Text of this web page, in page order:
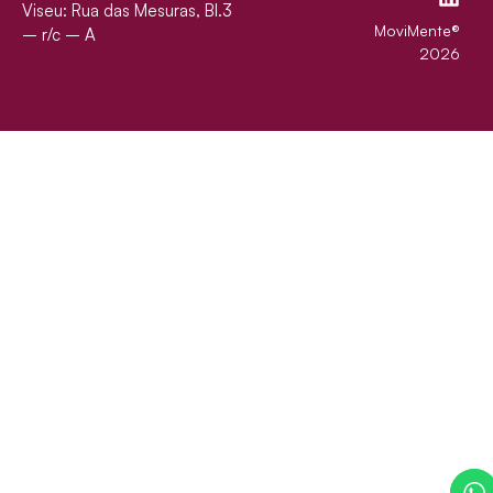
Viseu: Rua das Mesuras, BI.3
– r/c – A
MoviMente®
2026